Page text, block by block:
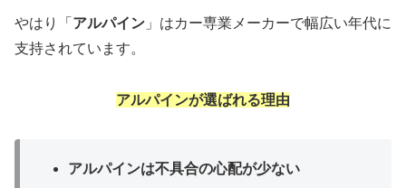
やはり「 アルパイン 」はカー専業メーカーで幅広い年代に
支持されています。
アルパインが選ばれる理由
アルパインは不具合の心配が少ない